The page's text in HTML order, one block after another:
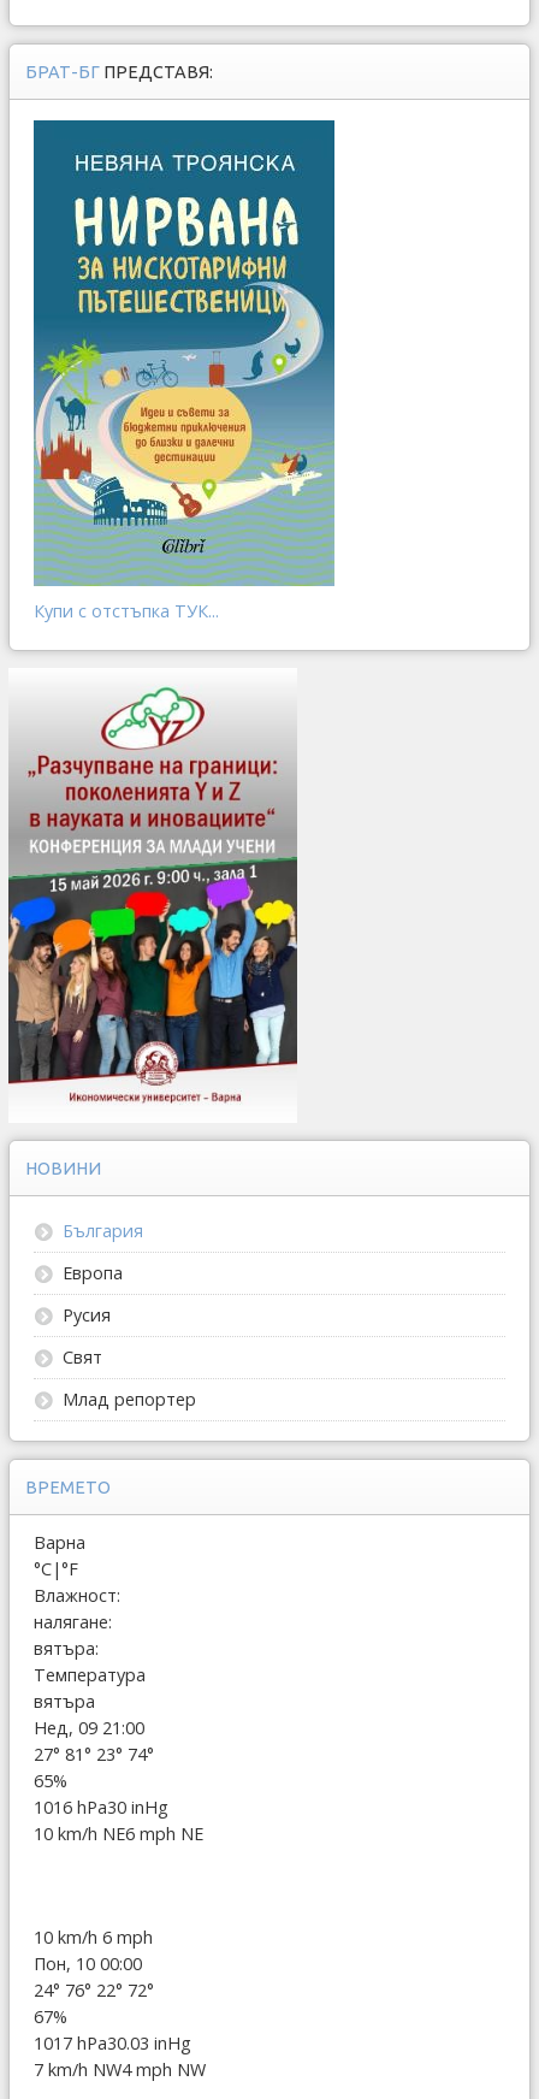
БРАТ-БГ ПРЕДСТАВЯ:
Купи с отстъпка ТУК...
НОВИНИ
България
Европа
Русия
Свят
Млад репортер
ВРЕМЕТО
Варна
°C|°F
Влажност:
налягане:
вятъра:
Температура
вятъра
Нед, 09 21:00
27° 81° 23° 74°
65%
1016 hPa30 inHg
10 km/h NE6 mph NE
10 km/h 6 mph
Пон, 10 00:00
24° 76° 22° 72°
67%
1017 hPa30.03 inHg
7 km/h NW4 mph NW